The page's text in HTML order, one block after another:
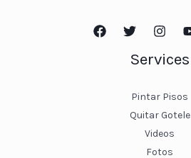
Services
Pintar Pisos
Quitar Gotele
Videos
Fotos